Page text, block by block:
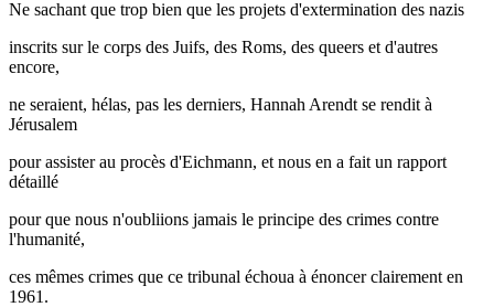
Ne sachant que trop bien que les projets d'extermination des nazis
inscrits sur le corps des Juifs, des Roms, des queers et d'autres
encore,
ne seraient, hélas, pas les derniers, Hannah Arendt se rendit à
Jérusalem
pour assister au procès d'Eichmann, et nous en a fait un rapport
détaillé
pour que nous n'oubliions jamais le principe des crimes contre
l'humanité,
ces mêmes crimes que ce tribunal échoua à énoncer clairement en
1961.